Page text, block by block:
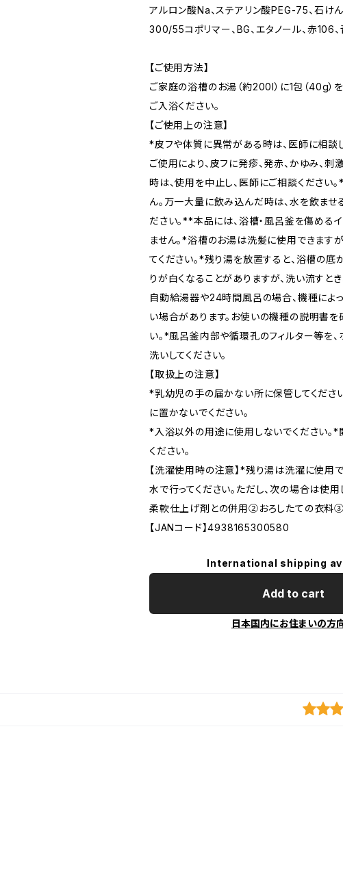
アルロン酸Na、ステアリン酸PEG-75、石け
300/55コポリマー、BG、エタノール、赤106、
【ご使用方法】
ご家庭の浴槽のお湯（約200l）に1包（40g）
ご入浴ください。
【ご使用上の注意】
*皮フや体質に異常がある時は、医師に相談
ご使用により、皮フに発疹、発赤、かゆみ、
時は、使用を中止し、医師にご相談ください
ん。万一大量に飲み込んだ時は、水を飲ませ
ださい。**本品には、浴槽・風呂釜を傷める
ません。*浴槽のお湯は洗髪に使用できます
てください。*残り湯を放置すると、浴槽の底
りが白くなることがありますが、洗い流すと
自動給湯器や24時間風呂の場合、機種によ
い場合があります。お使いの機種の説明書を
い。*風呂釜内部や循環孔のフィルター等を
洗いしてください。
【取扱上の注意】
*乳幼児の手の届かない所に保管してくださ
に置かないでください。
*入浴以外の用途に使用しないでください。*
ください。
【洗濯使用時の注意】*残り湯は洗濯に使用
水で行ってください。ただし、次の場合は使
柔軟仕上げ剤との併用②おろしたての衣料
【JANコード】4938165300580
International shipping
Add to cart
日本国内にお住まいの方